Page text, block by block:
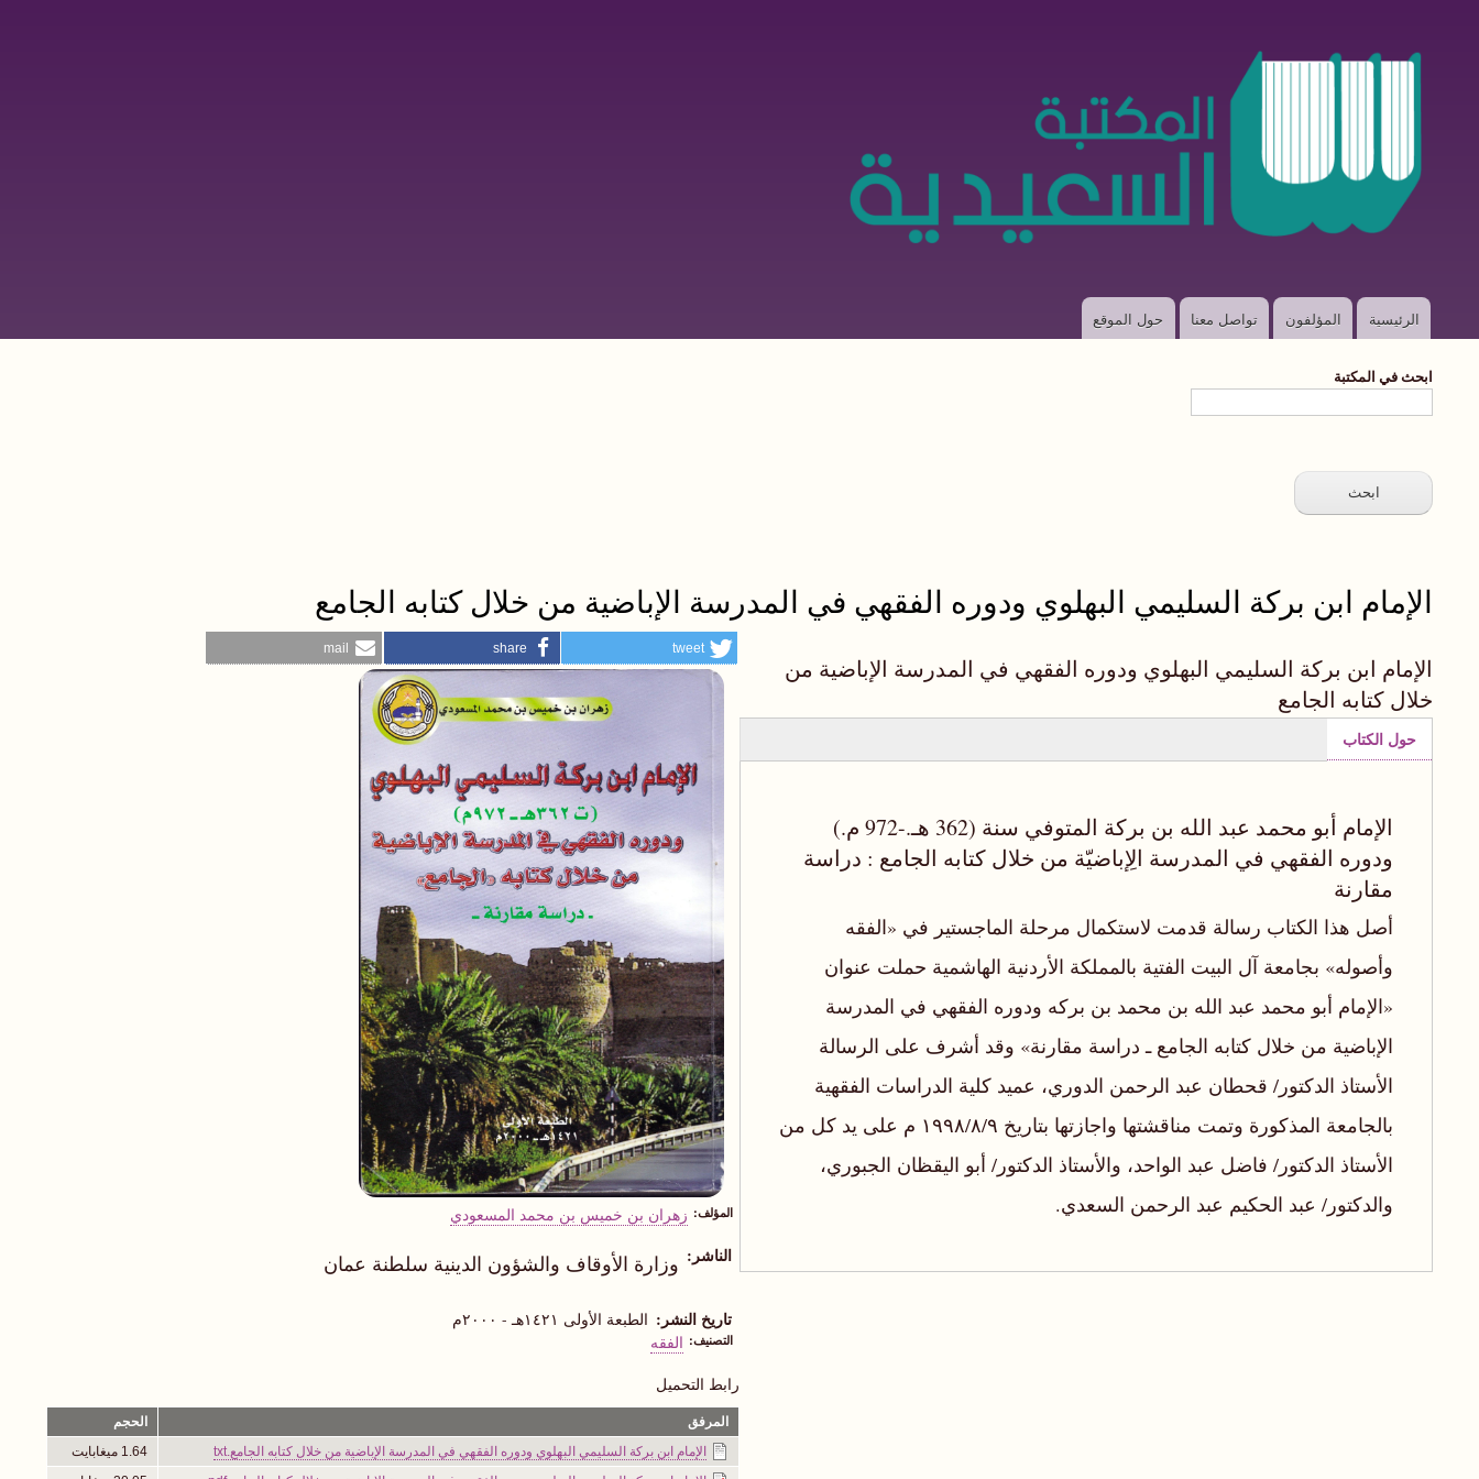
Mainالرئيسية المؤلفون تواصل معنا حول الموقع
ابحث في المكتبة
الإمام ابن بركة السليمي البهلوي ودوره الفقهي في المدرسة الإباضية من خلال كتابه الجامع
الإمام ابن بركة السليمي البهلوي ودوره الفقهي في المدرسة الإباضية من
خلال كتابه الجامع
حول الكتاب
(علامة
الإمام أبو محمد عبد الله بن بركة المتوفي سنة (362 هـ.-972 م.)
ودوره الفقهي في المدرسة الِإباضيّة من خلال كتابه الجامع : دراسة
مقارنة
أصل هذا الكتاب رسالة قدمت لاستكمال مرحلة الماجستير في «الفقه
وأصوله» بجامعة آل البيت الفتية بالمملكة الأردنية الهاشمية حملت عنوان
«الإمام أبو محمد عبد الله بن محمد بن بركه ودوره الفقهي في المدرسة
الإباضية من خلال كتابه الجامع ـ دراسة مقارنة» وقد أشرف على الرسالة
الأستاذ الدكتور/ قحطان عبد الرحمن الدوري، عميد كلية الدراسات الفقهية
بالجامعة المذكورة وتمت مناقشتها واجازتها بتاريخ ١٩٩٨/٨/٩ م على يد كل من
الأستاذ الدكتور/ فاضل عبد الواحد، والأستاذ الدكتور/ أبو اليقظان الجبوري،
والدكتور/ عبد الحكيم عبد الرحمن السعدي.
tweet
share
mail
المؤلف زهران بن خميس بن محمد المسعودي
الناشر وزارة الأوقاف والشؤون الدينية سلطنة عمان
تاريخ النشر الطبعة الأولى ١٤٢١هـ - ٢٠٠٠م
التصنيف الفقه
رابط التحميل
المرفق
الحجم
الإمام ابن بركة السليمي البهلوي ودوره الفقهي في المدرسة الإباضية من خلال كتابه الجامع.txt
1.64 ميغابايت